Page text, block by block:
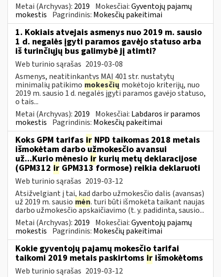
Metai (Archyvas): 2019 Mokesčiai:Gyventojų pajamų
mokestis Pagrindinis: Mokesčių pakeitimai
1. Kokiais atvejais asmenys nuo 2019 m. sausio
1 d. negalės įgyti paramos gavėjo statuso arba
iš turinčiųjų bus galimybė jį atimti?
Web turinio sąrašas 2019-03-08
Asmenys, neatitinkantys MAĮ 401 str. nustatytų
minimalių patikimo mokesčių mokėtojo kriterijų, nuo
2019 m. sausio 1 d. negalės įgyti paramos gavėjo statuso,
o tais...
Metai (Archyvas): 2019 Mokesčiai: Labdaros ir paramos
mokestis Pagrindinis: Mokesčių pakeitimai
Koks GPM tarifas ir NPD taikomas 2018 metais
išmokėtam darbo užmokesčio avansui
už...Kurio mėnesio ir kurių metų deklaracijose
(GPM312 ir GPM313 formose) reikia deklaruoti
Web turinio sąrašas 2019-03-12
Atsižvelgiant į tai, kad darbo užmokesčio dalis (avansas)
už 2019 m. sausio mėn. turi būti išmokėta taikant naujas
darbo užmokesčio apskaičiavimo (t. y. padidinta, sausio...
Metai (Archyvas): 2019 Mokesčiai:Gyventojų pajamų
mokestis Pagrindinis: Mokesčių pakeitimai
Kokie gyventojų pajamų mokesčio tarifai
taikomi 2019 metais paskirtoms ir išmokėtoms
Web turinio sąrašas 2019-03-12